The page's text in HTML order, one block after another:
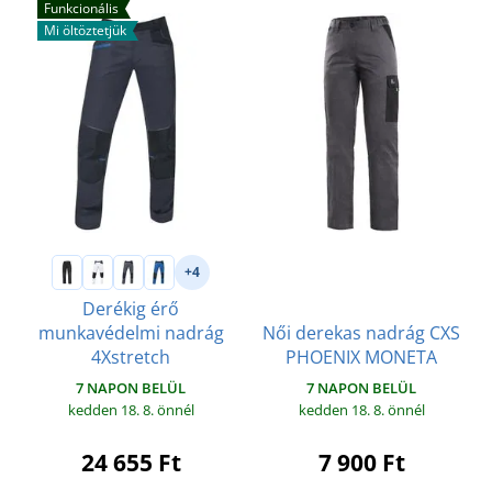
Funkcionális
Mi öltöztetjük
+4
Derékig érő
munkavédelmi nadrág
4Xstretch
7 NAPON BELÜL
kedden 18. 8.önnél
24 655 Ft
Női derekas nadrág CXS
PHOENIX MONETA
7 NAPON BELÜL
kedden 18. 8.önnél
7 900 Ft